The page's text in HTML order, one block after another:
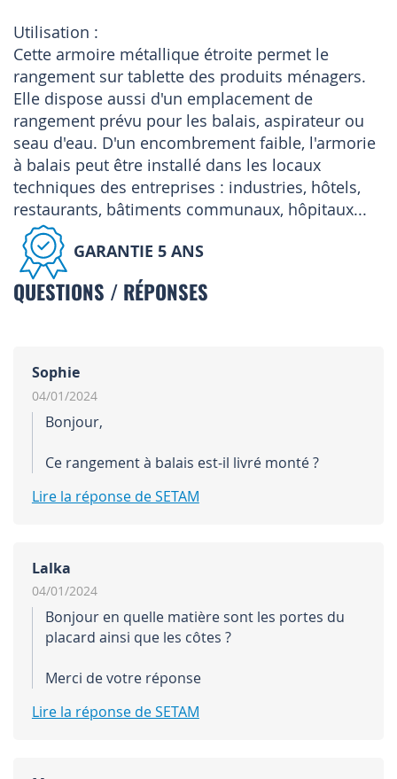
Utilisation :
Cette armoire métallique étroite permet le
rangement sur tablette des produits ménagers.
Elle dispose aussi d'un emplacement de
rangement prévu pour les balais, aspirateur ou
seau d'eau. D'un encombrement faible, l'armorie
à balais peut être installé dans les locaux
techniques des entreprises : industries, hôtels,
restaurants, bâtiments communaux, hôpitaux...
GARANTIE 5 ANS
QUESTIONS / RÉPONSES
Sophie
04/01/2024
Bonjour,
Ce rangement à balais est-il livré monté ?
Lire la réponse de SETAM
Lalka
04/01/2024
Bonjour en quelle matière sont les portes du
placard ainsi que les côtes ?
Merci de votre réponse
Lire la réponse de SETAM